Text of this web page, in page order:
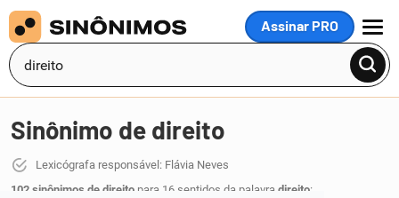
Assinar PRO
MENU
Sinônimo de direito
Lexicógrafa responsável: Flávia Neves
102 sinônimos de direito para 16 sentidos da palavra direito: